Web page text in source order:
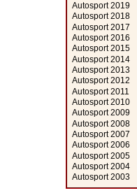
Autosport 2019
Autosport 2018
Autosport 2017
Autosport 2016
Autosport 2015
Autosport 2014
Autosport 2013
Autosport 2012
Autosport 2011
Autosport 2010
Autosport 2009
Autosport 2008
Autosport 2007
Autosport 2006
Autosport 2005
Autosport 2004
Autosport 2003